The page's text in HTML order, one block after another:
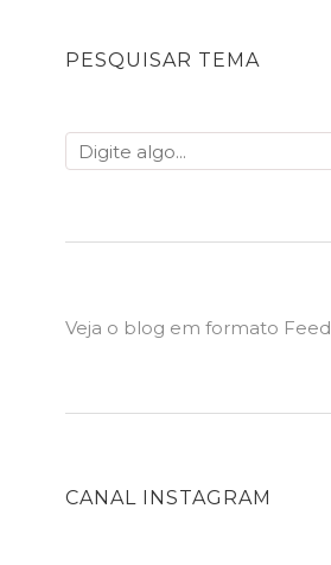
PESQUISAR TEMA
Veja o blog em formato Feed
CANAL INSTAGRAM